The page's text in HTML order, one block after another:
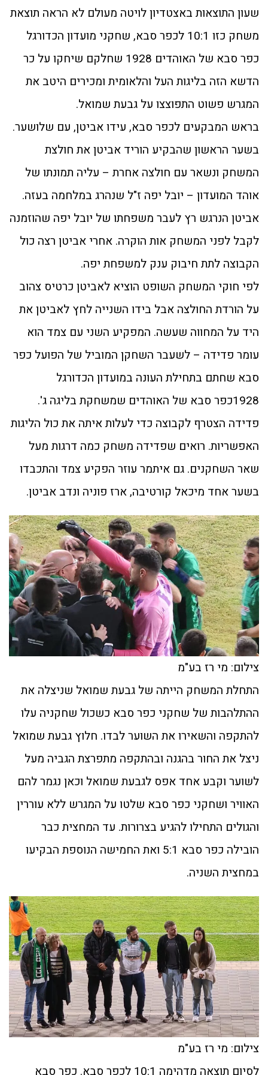
שעון התוצאות באצטדיון לויטה מעולם לא הראה תוצאת
משחק כזו 10:1 לכפר סבא, שחקני מועדון הכדורגל
כפר סבא של האוהדים 1928 שחלקם שיחקו על כר
הדשא הזה בליגות העל והלאומית ומכירים היטב את
המגרש פשוט התפוצצו על גבעת שמואל.
בראש המבקעים לכפר סבא, עידו אביטן, עם שלושער.
בשער הראשון שהבקיע הוריד אביטן את חולצת
המשחק ונשאר עם חולצה אחרת – עליה תמונתו של
אוהד המועדון – יובל יפה ז"ל שנהרג במלחמה בעזה.
אביטן הנרגש רץ לעבר משפחתו של יובל יפה שהוזמנה
לקבל לפני המשחק אות הוקרה. אחרי אביטן רצה כול
הקבוצה לתת חיבוק ענק למשפחת יפה.
לפי חוקי המשחק השופט הוציא לאביטן כרטיס צהוב
על הורדת החולצה אבל בידו השנייה לחץ לאביטן את
היד על המחווה שעשה. המפקיע השני עם צמד הוא
עומר פדידה – לשעבר השחקן המוביל של הפועל כפר
סבא שחתם בתחילת העונה במועדון הכדורגל
1928כפר סבא של האוהדים שמשחקת בליגה ג'.
פדידה הצטרף לקבוצה כדי לעלות איתה את כול הליגות
האפשריות. רואים שפדידה משחק כמה דרגות מעל
שאר השחקנים. גם איתמר עוזר הפקיע צמד והתכבדו
בשער אחד מיכאל קורטיבה, ארז פוניה ונדב אביטן.
צילום: מי רז בע"מ
התחלת המשחק הייתה של גבעת שמואל שניצלה את
ההתלהבות של שחקני כפר סבא כשכול שחקניה עלו
להתקפה והשאירו את השוער לבדו. חלוץ גבעת שמואל
ניצל את החור בהגנה ובהתקפה מתפרצת הגביה מעל
לשוער וקבע אחד אפס לגבעת שמואל וכאן נגמר להם
האוויר ושחקני כפר סבא שלטו על המגרש ללא עוררין
והגולים התחילו להגיע בצרורות. עד המחצית כבר
הובילה כפר סבא 5:1 ואת החמישה הנוספת הבקיעו
במחצית השניה.
צילום: מי רז בע"מ
לסיום תוצאה מדהימה 10:1 לכפר סבא. כפר סבא